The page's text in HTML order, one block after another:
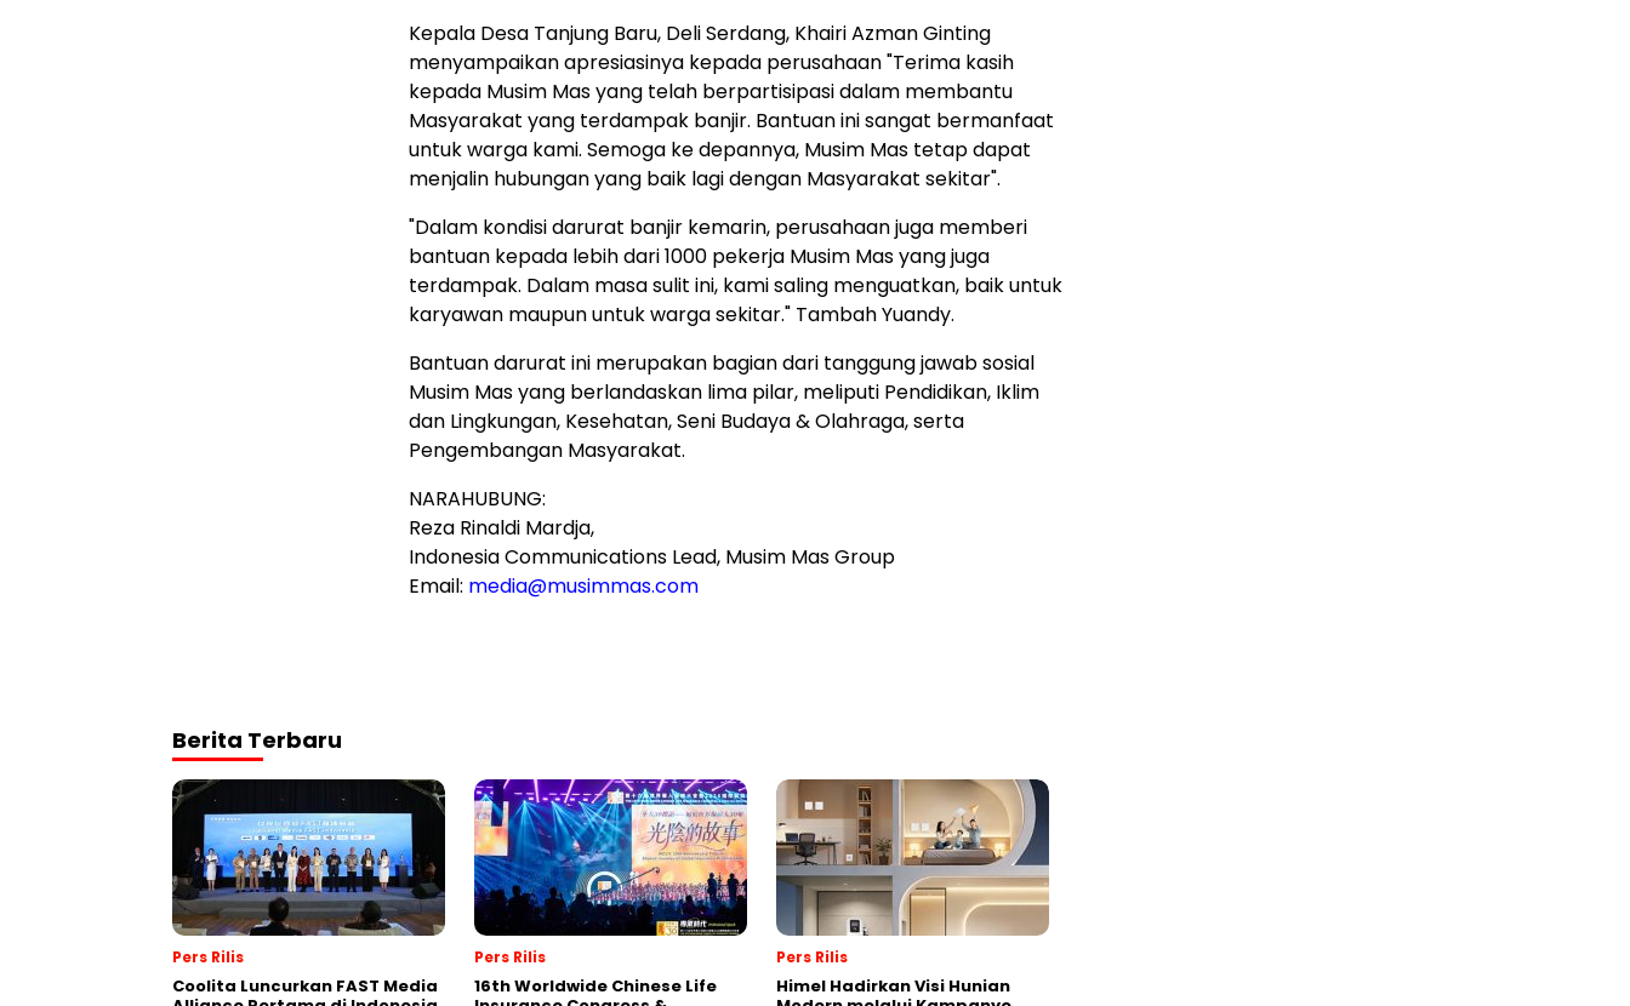
Kepala Desa Tanjung Baru, Deli Serdang, Khairi Azman Ginting
menyampaikan apresiasinya kepada perusahaan "Terima kasih
kepada Musim Mas yang telah berpartisipasi dalam membantu
Masyarakat yang terdampak banjir. Bantuan ini sangat bermanfaat
untuk warga kami. Semoga ke depannya, Musim Mas tetap dapat
menjalin hubungan yang baik lagi dengan Masyarakat sekitar".
"Dalam kondisi darurat banjir kemarin, perusahaan juga memberi
bantuan kepada lebih dari 1000 pekerja Musim Mas yang juga
terdampak. Dalam masa sulit ini, kami saling menguatkan, baik untuk
karyawan maupun untuk warga sekitar." Tambah Yuandy.
Bantuan darurat ini merupakan bagian dari tanggung jawab sosial
Musim Mas yang berlandaskan lima pilar, meliputi Pendidikan, Iklim
dan Lingkungan, Kesehatan,Seni Budaya& Olahraga, serta
Pengembangan Masyarakat.
NARAHUBUNG:
Reza Rinaldi Mardja,
Indonesia Communications Lead, Musim Mas Group
Email: media@musimmas.com
Berita Terbaru
Pers Rilis
Coolita Luncurkan FAST Media
Pers Rilis
16th Worldwide Chinese Life
Pers Rilis
Himel Hadirkan Visi Hunian